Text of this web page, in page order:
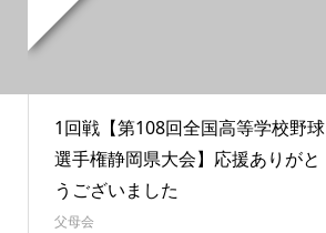
1回戦【第108回全国高等学校野球
選手権静岡県大会】応援ありがと
うございました
父母会